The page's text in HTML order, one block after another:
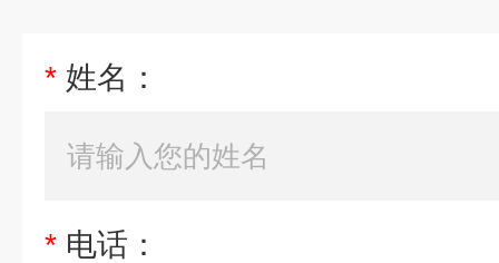
* 姓名：
* 电话：